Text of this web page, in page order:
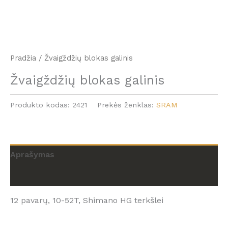
Pradžia / Žvaigždžių blokas galinis
Žvaigždžių blokas galinis
Produkto kodas: 2421 Prekės ženklas: SRAM
Aprašymas
12 pavarų, 10-52T, Shimano HG terkšlei